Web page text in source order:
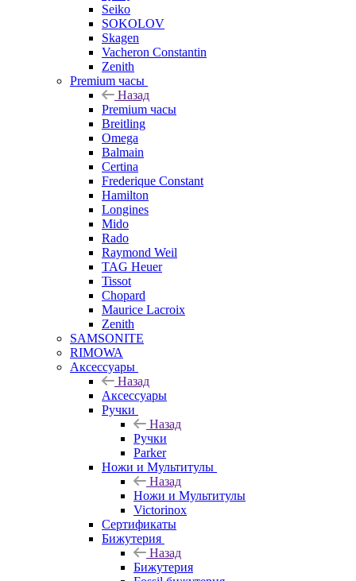
Seiko
SOKOLOV
Skagen
Vacheron Constantin
Zenith
Premium часы
Назад
Premium часы
Breitling
Omega
Balmain
Certina
Frederique Constant
Hamilton
Longines
Mido
Rado
Raymond Weil
TAG Heuer
Tissot
Chopard
Maurice Lacroix
Zenith
SAMSONITE
RIMOWA
Аксессуары
Назад
Аксессуары
Ручки
Назад
Ручки
Parker
Ножи и Мультитулы
Назад
Ножи и Мультитулы
Victorinox
Сертификаты
Бижутерия
Назад
Бижутерия